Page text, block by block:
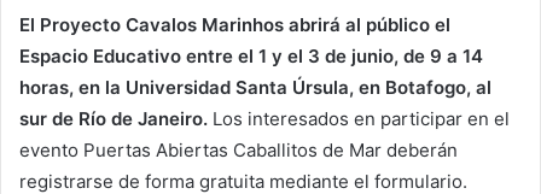
El Proyecto Cavalos Marinhos abrirá al público el
Espacio Educativo entre el 1 y el 3 de junio, de 9 a 14
horas, en la Universidad Santa Úrsula, en Botafogo, al
sur de Río de Janeiro. Los interesados ​​en participar en el
evento Puertas Abiertas Caballitos de Mar deberán
registrarse de forma gratuita mediante el formulario.